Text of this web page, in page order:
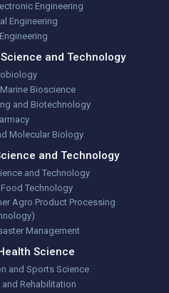
Engineering
Engineering
and Technology
Bioscience
and Biotechnology
Molecular Biology
and Technology
and Technology
Technology
Agro Product Processing
Management
Science
and Sports Science
and Rehabilitation